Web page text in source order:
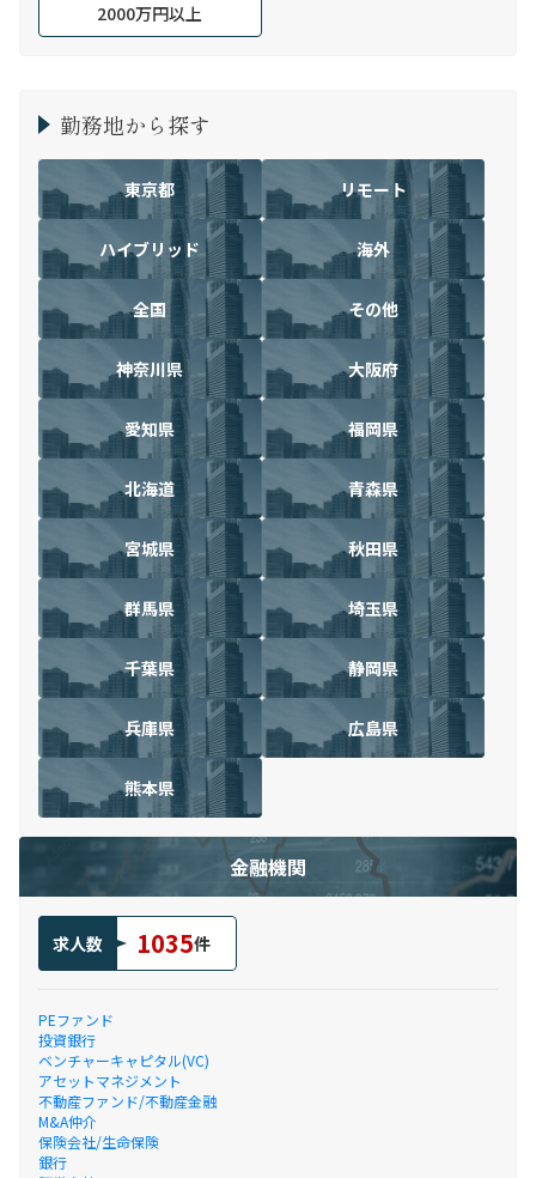
2000万円以上
勤務地から探す
東京都 リモート
ハイブリッド 海外
全国 その他
神奈川県 大阪府
愛知県 福岡県
北海道 青森県
宮城県 秋田県
群馬県 埼玉県
千葉県 静岡県
兵庫県 広島県
熊本県
金融機関
求人数 1035件
PEファンド
投資銀行
ベンチャーキャピタル(VC)
アセットマネジメント
不動産ファンド/不動産金融
M&A仲介
保険会社/生命保険
銀行